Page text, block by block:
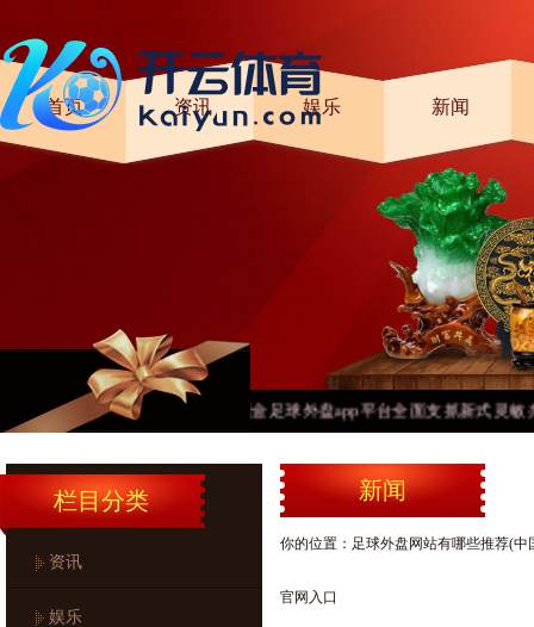
首页 资讯 娱乐 新闻
现金足球外盘app平台全面支抓新式灵敏办公-足
栏目分类
资讯
娱乐
新闻
你的位置： 足球外盘网站有哪些推荐(中
官网入口